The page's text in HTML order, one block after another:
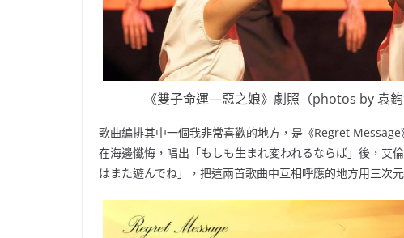
《雙子命運—惡之娘》劇照（photos by 袁鈞
歌曲編排其中一個我非常喜歡的地方，是《Regret
在海邊懺悔，唱出「もしも生まれ変われるならば」後，
はまた遊んでね」，把這兩首歌曲中互相呼應的地方用三次